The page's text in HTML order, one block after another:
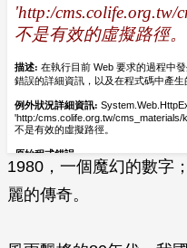
1980，一個魔幻的數字
麗的傳奇。